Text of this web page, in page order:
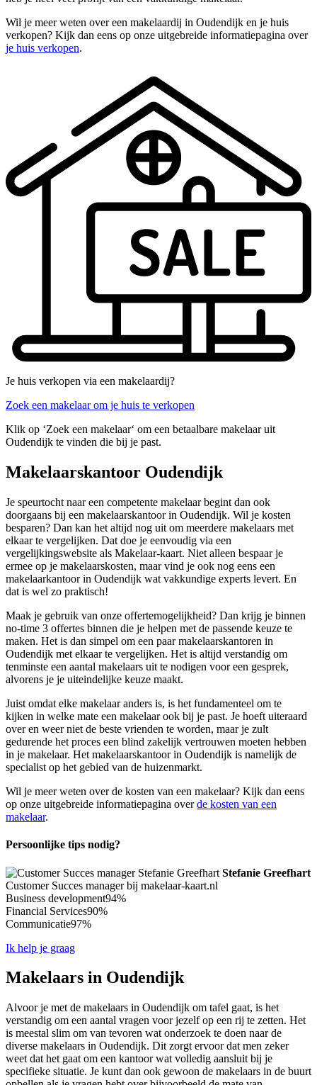
Wil je meer weten over een makelaardij in Oudendijk en je huis
verkopen? Kijk dan eens op onze uitgebreide informatiepagina over
je huis verkopen.
Je huis verkopen via een makelaardij?
Zoek een makelaar om je huis te verkopen
Klik op ‘Zoek een makelaar‘ om een betaalbare makelaar uit
Oudendijk te vinden die bij je past.
Makelaarskantoor Oudendijk
Je speurtocht naar een competente makelaar begint dan ook
doorgaans bij een makelaarskantoor in Oudendijk. Wil je kosten
besparen? Dan kan het altijd nog uit om meerdere makelaars met
elkaar te vergelijken. Dat doe je eenvoudig via een
vergelijkingswebsite als Makelaar-kaart. Niet alleen bespaar je
ermee op je makelaarskosten, maar vind je ook nog eens een
makelaarkantoor in Oudendijk wat vakkundige experts levert. En
dat is wel zo praktisch!
Maak je gebruik van onze offertemogelijkheid? Dan krijg je binnen
no-time 3 offertes binnen die je helpen met de passende keuze te
maken. Het is dan simpel om een paar makelaarskantoren in
Oudendijk met elkaar te vergelijken. Het is altijd verstandig om
tenminste een aantal makelaars uit te nodigen voor een gesprek,
alvorens je je uiteindelijke keuze maakt.
Juist omdat elke makelaar anders is, is het fundamenteel om te
kijken in welke mate een makelaar ook bij je past. Je hoeft uiteraard
over en weer niet de beste vrienden te worden, maar je zult
gedurende het proces een blind zakelijk vertrouwen moeten hebben
in je makelaar. Het makelaarskantoor in Oudendijk is namelijk de
specialist op het gebied van de huizenmarkt.
Wil je meer weten over de kosten van een makelaar? Kijk dan eens
op onze uitgebreide informatiepagina overde kosten van een
makelaar.
Persoonlijke tips nodig?
Stefanie Greefhart
Customer Succes manager bij makelaar-kaart.nl
Business development94%
Financial Services90%
Communicatie97%
Ik help je graag
Makelaars in Oudendijk
Alvoor je met de makelaars in Oudendijk om tafel gaat, is het
verstandig om een aantal vragen voor jezelf op een rij te zetten. Het
is meestal slim om van tevoren wat onderzoek te doen naar de
diverse makelaars in Oudendijk. Dit zorgt ervoor dat men zeker
weet dat het gaat om een kantoor wat volledig aansluit bij je
specifieke situatie. Je kunt dan ook gewoon de makelaars in de buurt